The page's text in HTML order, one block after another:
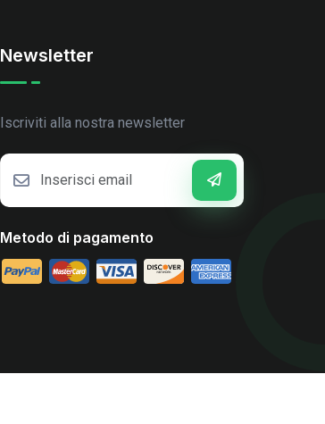
Newsletter
Iscriviti alla nostra newsletter
Metodo di pagamento